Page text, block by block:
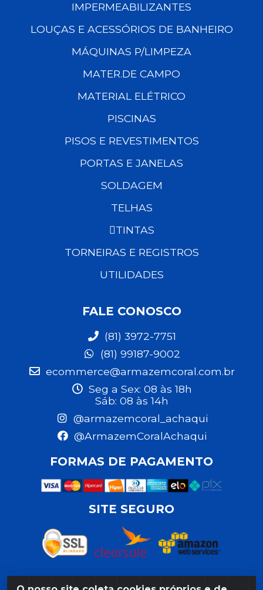
IMPERMEABILIZANTES
LOUÇAS E ACESSÓRIOS DE BANHEIRO
MÁQUINAS P/LIMPEZA
MATER.DE CAMPO
MATERIAL ELÉTRICO
PISCINAS
PISOS E REVESTIMENTOS
PORTAS E JANELAS
SOLDAGEM
TELHAS
TINTAS
TORNEIRAS E REGISTROS
UTILIDADES
FALE CONOSCO
(81) 3972-7751
(81) 99187-9002
ecommerce@armazemcoral.com.br
Seg a Sex: 08 às 18h
Sáb: 08 às 14h
@armazemcoral_achaqui
@ArmazemCoralAchaqui
FORMAS DE PAGAMENTO
SITE SEGURO